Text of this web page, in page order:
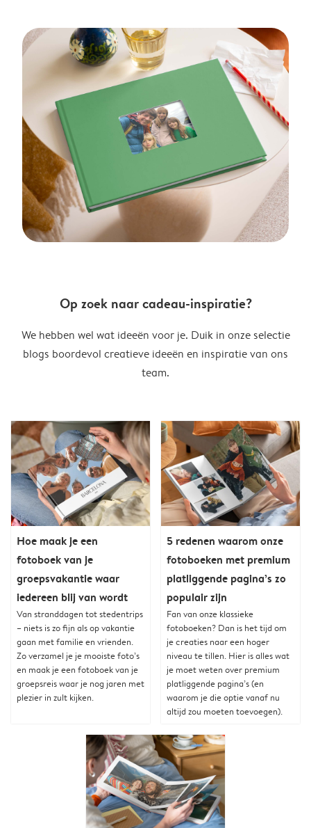
Op zoek naar cadeau-inspiratie?
We hebben wel wat ideeën voor je. Duik in onze selectie
blogs boordevol creatieve ideeën en inspiratie van ons
team.
Hoe maak je een
fotoboek van je
groepsvakantie waar
iedereen blij van wordt
Van stranddagen tot stedentrips
– niets is zo fijn als op vakantie
gaan met familie en vrienden.
Zo verzamel je je mooiste foto’s
en maak je een fotoboek van je
groepsreis waar je nog jaren met
plezier in zult kijken.
5 redenen waarom onze
fotoboeken met premium
platliggende pagina’s zo
populair zijn
Fan van onze klassieke
fotoboeken? Dan is het tijd om
je creaties naar een hoger
niveau te tillen. Hier is alles wat
je moet weten over premium
platliggende pagina’s (en
waarom je die optie vanaf nu
altijd zou moeten toevoegen).